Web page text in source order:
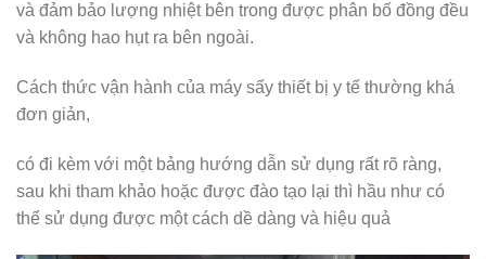
và đảm bảo lượng nhiệt bên trong được phân bố đồng đều
và không hao hụt ra bên ngoài.
Cách thức vận hành của máy sấy thiết bị y tế thường khá
đơn giản,
có đi kèm với một bảng hướng dẫn sử dụng rất rõ ràng,
sau khi tham khảo hoặc được đào tạo lại thì hầu như có
thể sử dụng được một cách dề dàng và hiệu quả